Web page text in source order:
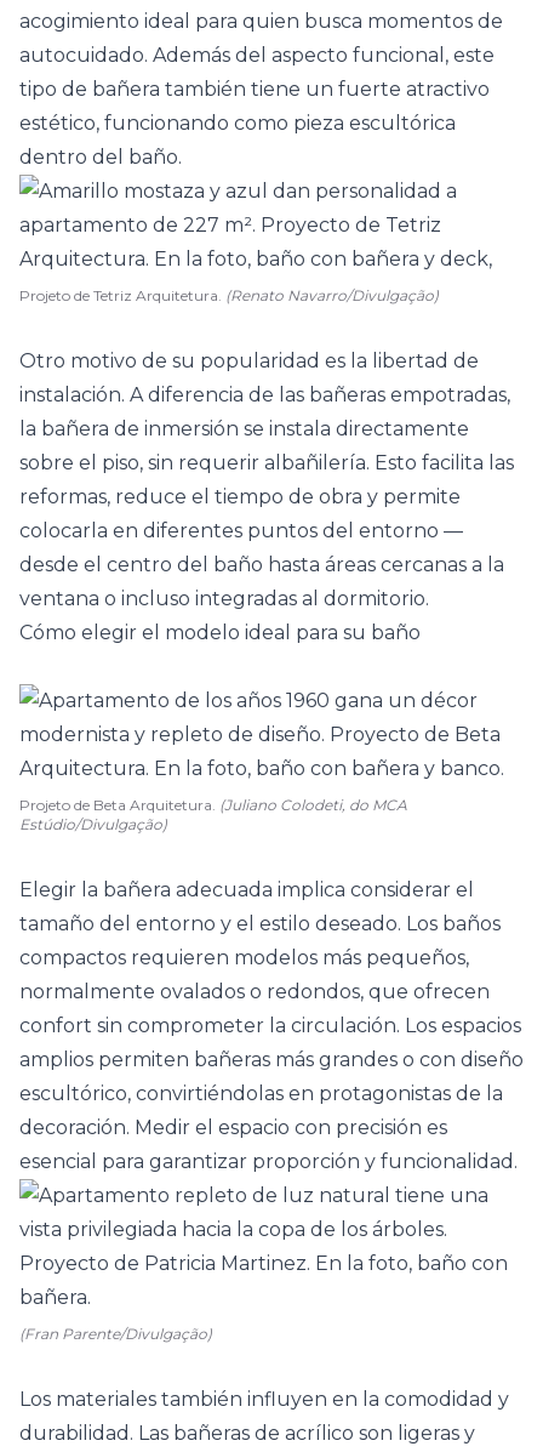
acogimiento ideal para quien busca momentos de
autocuidado. Además del aspecto funcional, este
tipo de bañera también tiene un fuerte atractivo
estético, funcionando como pieza escultórica
dentro del baño.
Projeto de Tetriz Arquitetura. (Renato Navarro/Divulgação)
Otro motivo de su popularidad es la libertad de
instalación. A diferencia de las bañeras empotradas,
la bañera de inmersión se instala directamente
sobre el piso, sin requerir albañilería. Esto facilita las
reformas, reduce el tiempo de obra y permite
colocarla en diferentes puntos del entorno —
desde el centro del baño hasta áreas cercanas a la
ventana o incluso integradas al dormitorio.
Cómo elegir el modelo ideal para su baño
Projeto de Beta Arquitetura. (Juliano Colodeti, do MCA
Estúdio/Divulgação)
Elegir la bañera adecuada implica considerar el
tamaño del entorno y el estilo deseado. Los baños
compactos requieren modelos más pequeños,
normalmente ovalados o redondos, que ofrecen
confort sin comprometer la circulación. Los espacios
amplios permiten bañeras más grandes o con diseño
escultórico, convirtiéndolas en protagonistas de la
decoración. Medir el espacio con precisión es
esencial para garantizar proporción y funcionalidad.
(Fran Parente/Divulgação)
Los materiales también influyen en la comodidad y
durabilidad. Las bañeras de acrílico son ligeras y